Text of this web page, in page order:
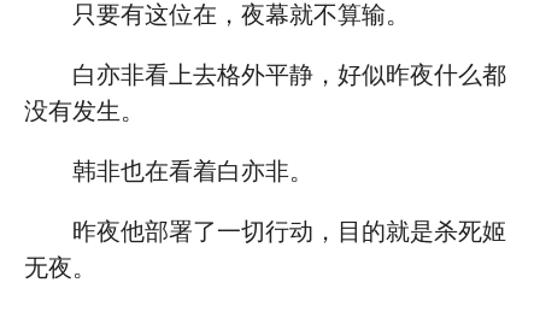
只要有这位在，夜幕就不算输。
白亦非看上去格外平静，好似昨夜什么都
没有发生。
韩非也在看着白亦非。
昨夜他部署了一切行动，目的就是杀死姬
无夜。